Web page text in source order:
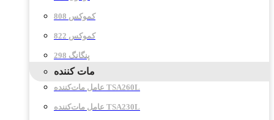
808 کموکس
822 کموکس
298 پنگانگ
مات کننده
عامل مات‌کننده TSA260L
عامل مات‌کننده TSA230L